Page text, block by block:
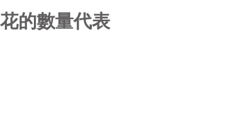
花的數量代表